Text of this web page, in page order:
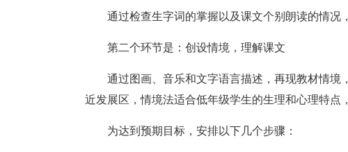
通过检查生字词的掌握以及课文个别朗读的情况
第二个环节是：创设情境，理解课文
通过图画、音乐和文字语言描述，再现教材情
近发展区，情境法适合低年级学生的生理和心理特点
为达到预期目标，安排以下几个步骤：